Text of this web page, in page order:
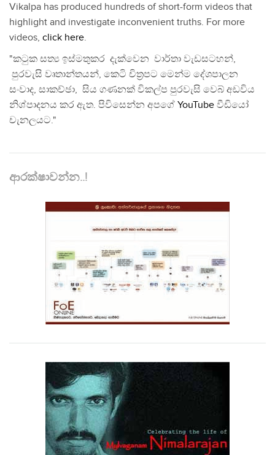
Vikalpa has produced hundreds of short-form videos that
highlight and investigate inconvenient truths. For more
videos, click here.
"කටුක සත්‍ය ඉස්මතුකර දැක්වෙන වාර්තා වැඩසටහන්,
පුරවැසි වෘතාන්තයන්, කෙටි චිත්‍රපට මෙන්ම දේශපාලන
සංවාද, සාකච්ඡා, සිය ගණනක් විකල්ප පුරවැසි වෙබ් අඩවිය
නිශ්පාදනය කර ඇත. පිවිසෙන්න අපගේ YouTube වීඩියෝ
චැනලයට."
ආරක්ෂාවන්න..!